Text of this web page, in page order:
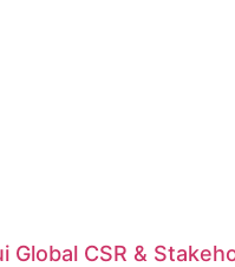
Global CSR &